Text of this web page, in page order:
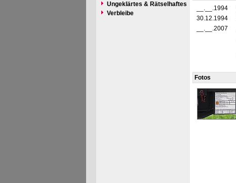
Ungeklärtes & Rätselhaftes
Verbleibe
__.__.1994
30.12.1994
__.__.2007
Fotos